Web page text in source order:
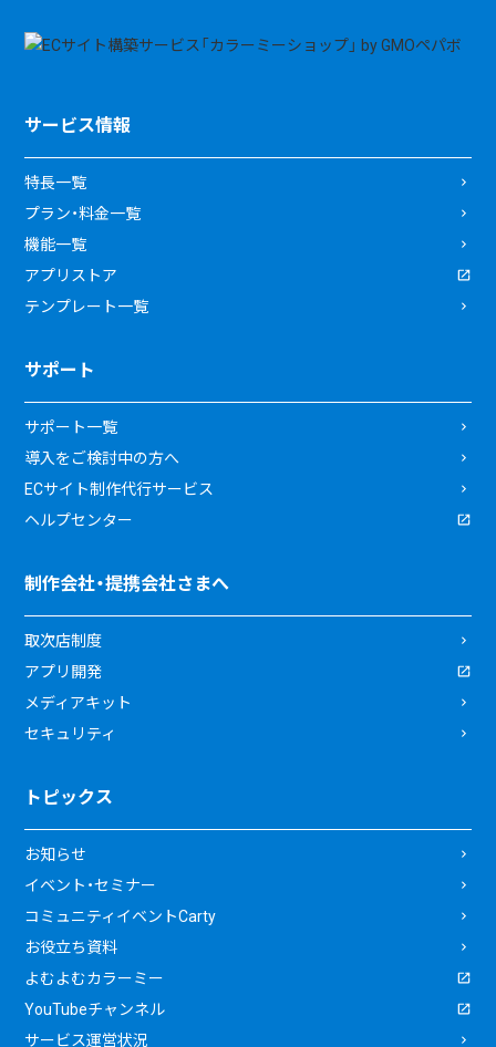
サービス情報
特長一覧
プラン・料金一覧
機能一覧
アプリストア
テンプレート一覧
サポート
サポート一覧
導入をご検討中の方へ
ECサイト制作代行サービス
ヘルプセンター
制作会社・提携会社さまへ
取次店制度
アプリ開発
メディアキット
セキュリティ
トピックス
お知らせ
イベント・セミナー
コミュニティイベントCarty
お役立ち資料
よむよむカラーミー
YouTubeチャンネル
サービス運営状況